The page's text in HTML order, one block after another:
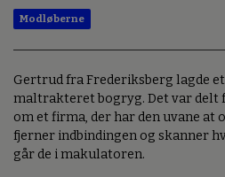
Modløberne
Gertrud fra Frederiksberg lagde
maltrakteret bogryg. Det var delt
om et firma, der har den uvane at
fjerner indbindingen og skanner
går de i makulatoren.